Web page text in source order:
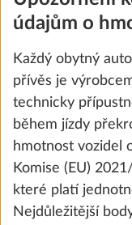
údajům o
Každý obytný
přívěs je
technicky
během jízdy
hmotnost vozidel
Komise (EU)
které platí
Nejdůležitější